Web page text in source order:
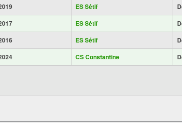
ES Sétif
ES Sétif
ES Sétif
CS Constantine